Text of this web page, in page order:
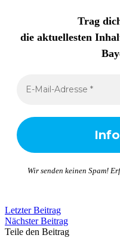
Trag
die aktuellesten
Wir senden keinen Spam!
Letzter Beitrag
Nächster Beitrag
Teile den Beitrag